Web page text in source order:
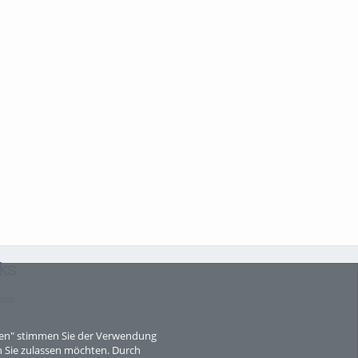
stimmen Sie der Verwendung
zulassen möchten. Durch